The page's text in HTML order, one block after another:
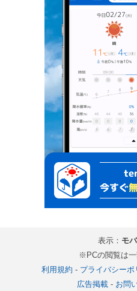
表示： モ
※PCの閲覧は
利用規約 - プライバシーポ
広告掲載- お問